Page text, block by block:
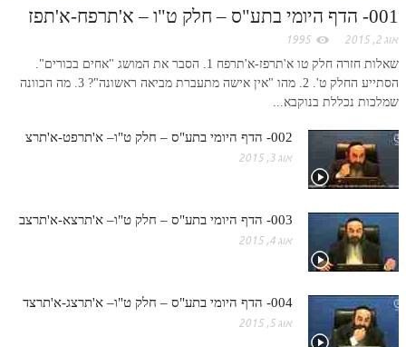
חלק יא
חלק יב
חלק יג
חלק יד
חלק טו
בית שער הכוונות
הזמן סט תע"ס
001- הדף היומי בתע"ס – חלק ט"ו – א'תרפח-א'תפז
אוג 2, 2015 1995
שאלות חזרה חלק טו א'תרפז-א'תרפח 1. הסבר את המושג "אחים בכורים".
הסתייע החלק ט'. 2. מהו "אין אישה מתעברת מביאה ראשונה"? 3. מה הכוונה
שמלכות נכללת בנוקבא...
002- הדף היומי בתע"ס – חלק ט"ו– א'תרפט-א'תרצ
אוג 3, 2015
003- הדף היומי בתע"ס – חלק ט"ו– א'תרצא-א'תרצב
אוג 4, 2015
004- הדף היומי בתע"ס – חלק ט"ו– א'תרצג-א'תרצד
אוג 5, 2015